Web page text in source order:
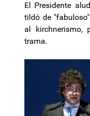
El Presidente
tildó de
al kirchnerismo,
trama.